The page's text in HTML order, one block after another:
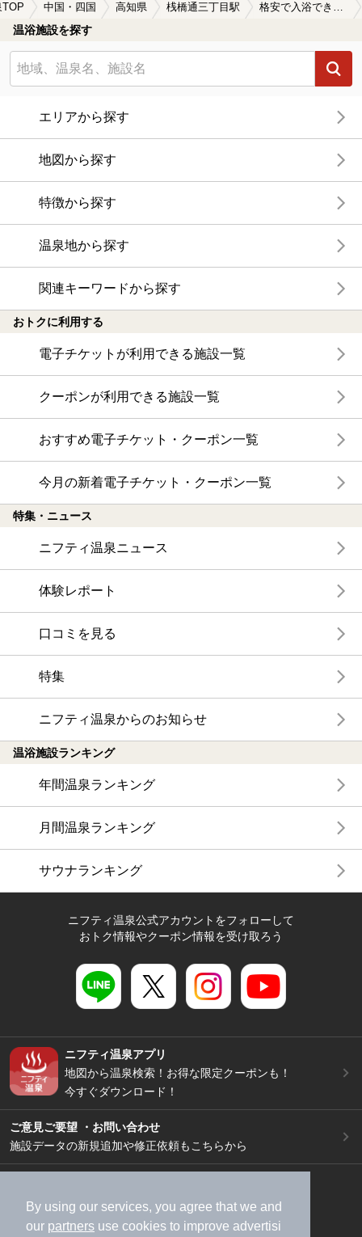
By using our services, you agree that we and
our partners use cookies to improve advertisi
TOP 中国・四国 高知県 桟橋通三丁目駅
温浴施設を探す
エリアから探す
地図から探す
特徴から探す
温泉地から探す
関連キーワードから探す
おトクに利用する
電子チケットが利用できる施設一覧
クーポンが利用できる施設一覧
おすすめ電子チケット・クーポン一覧
今月の新着電子チケット・クーポン一覧
特集・ニュース
ニフティ温泉ニュース
体験レポート
口コミを見る
特集
ニフティ温泉からのお知らせ
温浴施設ランキング
年間温泉ランキング
月間温泉ランキング
サウナランキング
ニフティ温泉公式アカウントをフォローして
おトク情報やクーポン情報を受け取ろう
ニフティ温泉アプリ
地図から温泉検索！お得な限定クーポンも！
今すぐダウンロード！
ご意見ご要望 ・お問い合わせ
施設データの新規追加や修正依頼もこちらから
加盟店募集（資料請求）
広告出稿のご案内
利用規約
ライフスタイルMEMBERS+規約